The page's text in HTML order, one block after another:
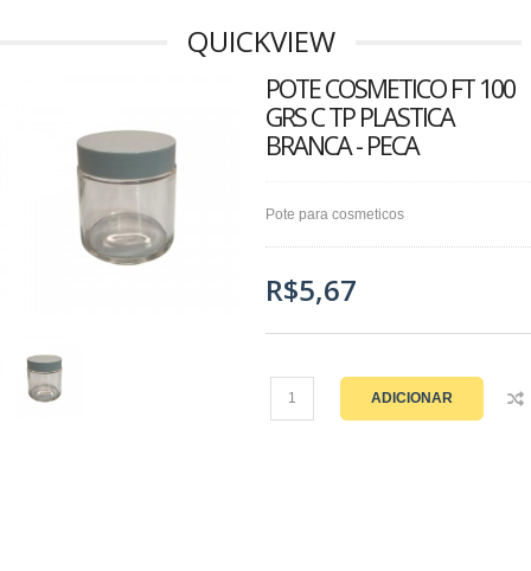
QUICKVIEW
POTE COSMETICO FT 100
GRS C TP PLASTICA
BRANCA - PECA
Pote para cosmeticos
R$5,67
ADICIONAR